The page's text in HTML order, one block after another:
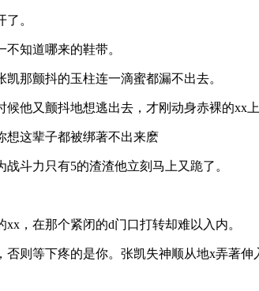
。
知道哪来的鞋带。
那颤抖的玉柱连一滴蜜都漏不出去。
他又颤抖地想逃出去，才刚动身赤裸的xx
想这辈子都被绑著不出来麽
斗力只有5的渣渣他立刻马上又跪了。
，在那个紧闭的d门口打转却难以入内。
则等下疼的是你。张凯失神顺从地x弄著